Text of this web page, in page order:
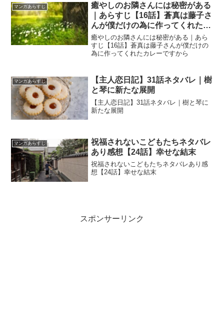
マンガあらすじ
癒やしのお隣さんには秘密がある
｜あらすじ【16話】蒼真は藤子さ
んが僕だけの為に作ってくれたカ
レーですから
癒やしのお隣さんには秘密がある｜あら
すじ【16話】蒼真は藤子さんが僕だけの
為に作ってくれたカレーですから
マンガあらすじ
【主人恋日記】31話ネタバレ｜樹
と琴に新たな展開
【主人恋日記】31話ネタバレ｜樹と琴に
新たな展開
マンガあらすじ
祝福されないこどもたちネタバレ
あり感想【24話】幸せな結末
祝福されないこどもたちネタバレあり感
想【24話】幸せな結末
スポンサーリンク